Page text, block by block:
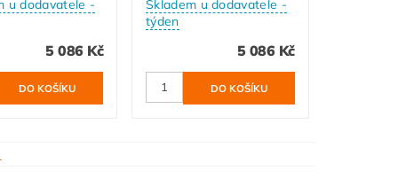
u dodavatele -
5 086 Kč
Skladem u dodavatele -
týden
5 086 Kč